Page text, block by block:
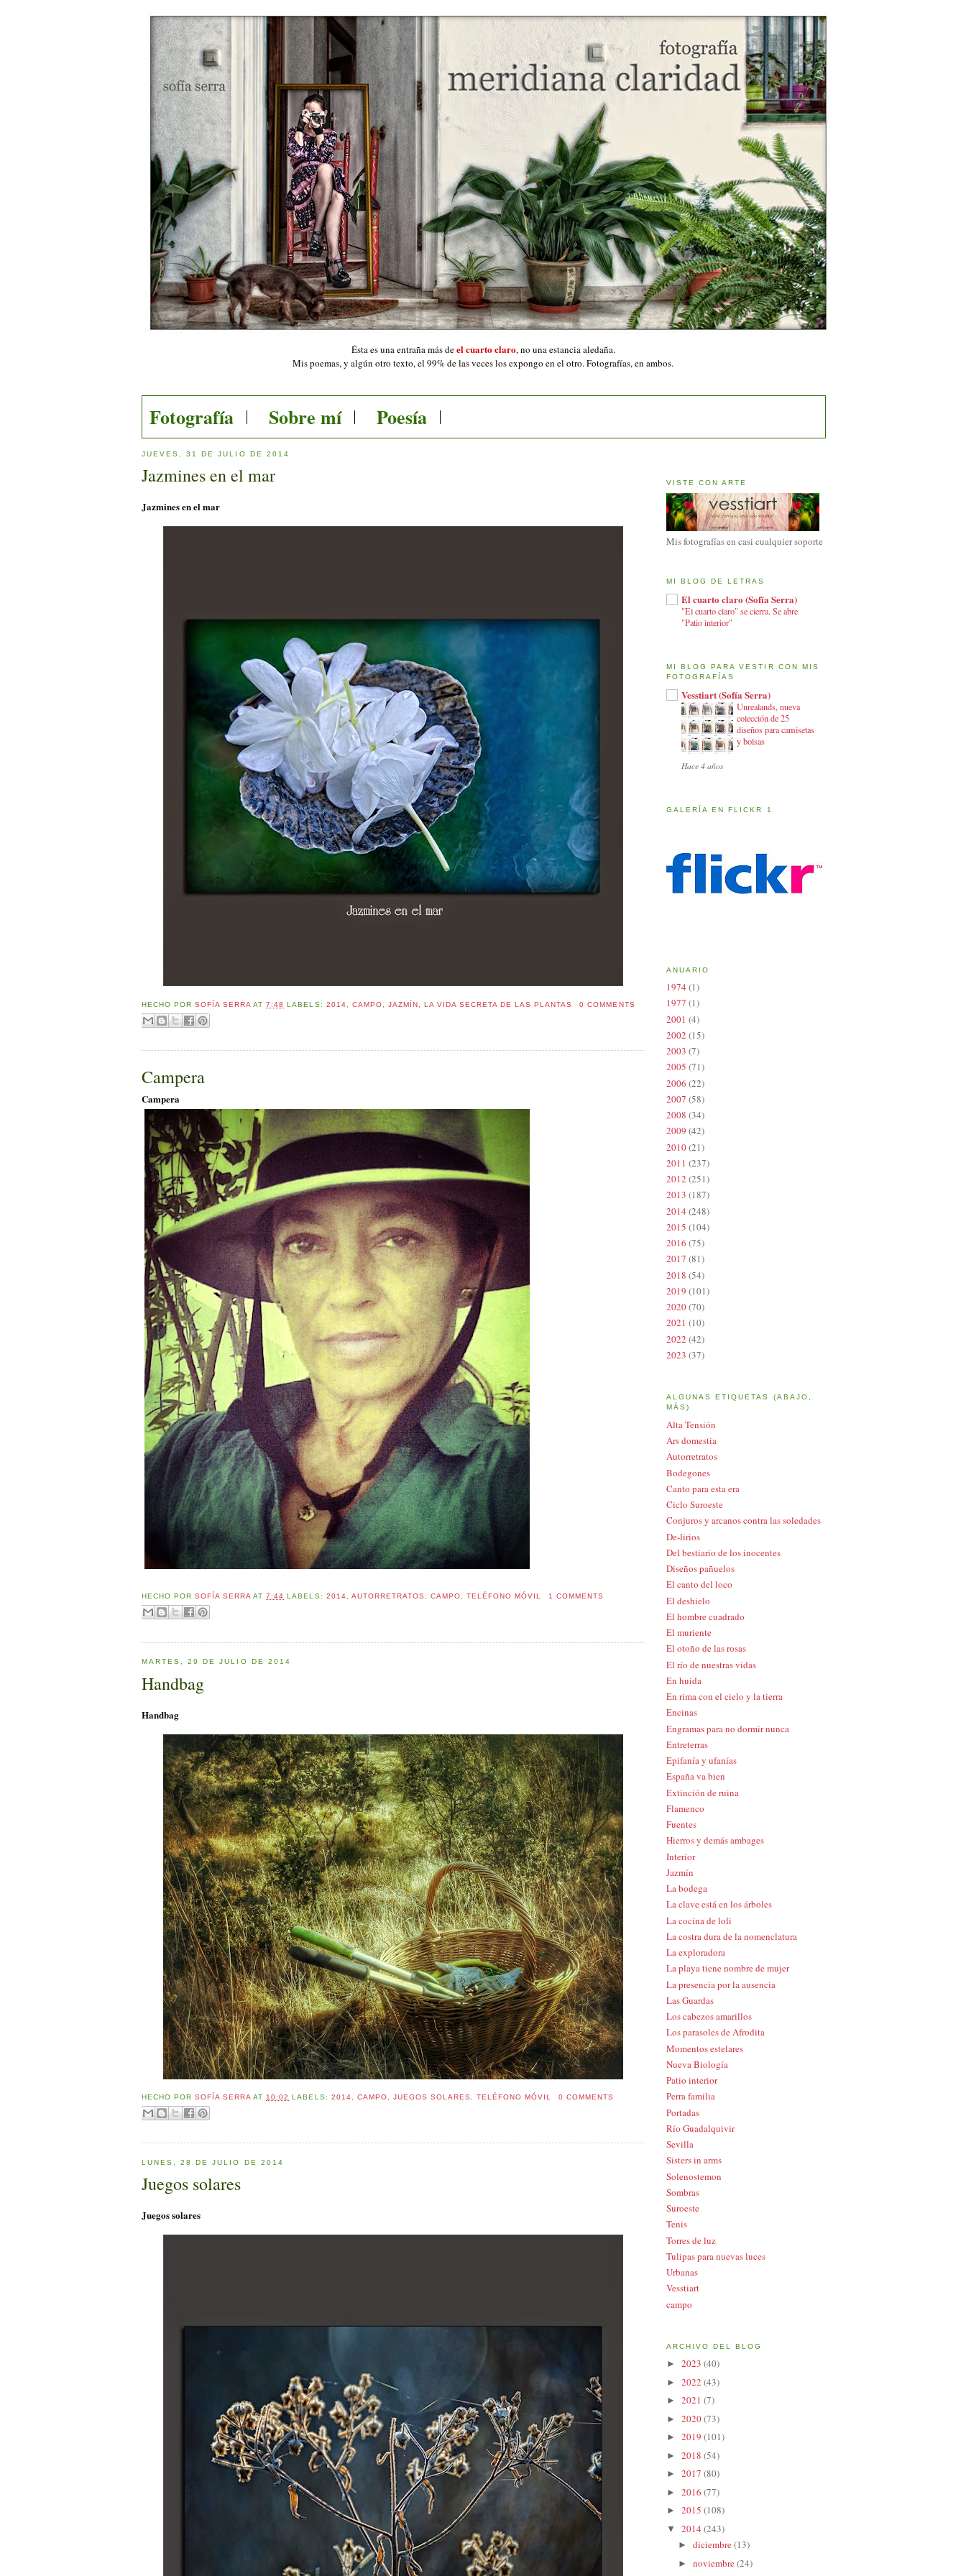
Ésta es una entraña más deel cuarto claro,no una estancia aledaña.
Mis poemas, y algún otro texto, el 99% de las veces los expongo en el otro. Fotografías, en ambos.
Fotografía Sobre mí Poesía
JUEVES, 31 DE JULIO DE 2014
Jazmines en el mar
Jazmines en el mar
HECHO PORSOFÍA SERRAAT7:48 LABELS: 2014 CAMPO JAZMÍN LA VIDA SECRETA DE LAS PLANTAS 0 COMMENTS
Campera
Campera
HECHO PORSOFÍA SERRAAT7:44 LABELS: 2014, AUTORRETRATOS , CAMPO, TELÉFONO MÓVIL 1 COMMENTS
MARTES, 29 DE JULIO DE 2014
Handbag
Handbag
HECHO PORSOFÍA SERRAAT10:02 LABELS: 2014, CAMPO, JUEGOS SOLARES ,TELÉFONO MÓVIL 0 COMMENTS
LUNES, 28 DE JULIO DE 2014
Juegos solares
Juegos solares
VISTE CON ARTE
Mis fotografías en casi cualquier soporte
MI BLOG DE LETRAS
El cuarto claro (Sofía Serra)
"El cuarto claro" se cierra. Se abre
"Patio interior"
MI BLOG PARA VESTIR CON MIS
FOTOGRAFÍAS
Vesstiart (Sofía Serra)
Unrealands, nueva
colección de 25
diseños para camisetas
y bolsas
Hace 4 años
GALERÍA EN FLICKR 1
ANUARIO
1974 (1)
1977 (1)
2001 (4)
2002 (15)
2003 (7)
2005 (71)
2006 (22)
2007 (58)
2008 (34)
2009 (42)
2010(21)
2011 (237)
2012 (251)
2013 (187)
2014 (248)
2015 (104)
2016 (75)
2017 (81)
2018 (54)
2019 (101)
2020(70)
2021 (10)
2022 (42)
2023 (37)
ALGUNAS ETIQUETAS (ABAJO,
MÁS)
Alta Tensión
Ars domestia
Autorretratos
Bodegones
Canto para esta era
Ciclo Suroeste
Conjuros y arcanos contra las soledades
De-lirios
Del bestiario de los inocentes
Diseños pañuelos
El canto del loco
El deshielo
El hombre cuadrado
El muriente
El otoño de las rosas
El río de nuestras vidas
En huida
En rima con el cielo y la tierra
Encinas
Engramas para no dormir nunca
Entreterras
Epifanía y ufanías
España va bien
Extinción de ruina
Flamenco
Fuentes
Hierros y demás ambages
Interior
Jazmín
La bodega
La clave está en los árboles
La cocina de loli
La costra dura de la nomenclatura
La exploradora
La playa tiene nombre de mujer
La presencia por la ausencia
Las Guardas
Los cabezos amarillos
Los parasoles de Afrodita
Momentos estelares
Nueva Biología
Patio interior
Perra familia
Portadas
Río Guadalquivir
Sevilla
Sisters in arms
Solenostemon
Sombras
Suroeste
Tenis
Torres de luz
Tulipas para nuevas luces
Urbanas
Vesstiart
campo
ARCHIVO DEL BLOG
► 2023 (40)
► 2022 (43)
► 2021 (7)
► 2020(73)
► 2019 (101)
► 2018 (54)
► 2017 (80)
► 2016 (77)
► 2015 (108)
▼ 2014 (243)
► diciembre(13)
► noviembre(24)